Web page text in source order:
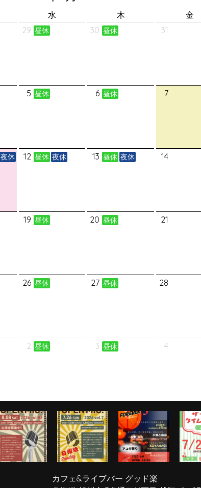
水 木 金
29 昼休 30 昼休 31
5 昼休 6 昼休 7
夜休 12 昼休 夜休 13 昼休 夜休 14
19 昼休 20 昼休 21
26 昼休 27 昼休 28
2 昼休 3 昼休 4
カフェ&ライブバー グッド楽